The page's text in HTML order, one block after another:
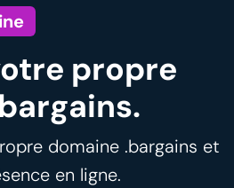
propre
domaine .bargains et
en ligne.